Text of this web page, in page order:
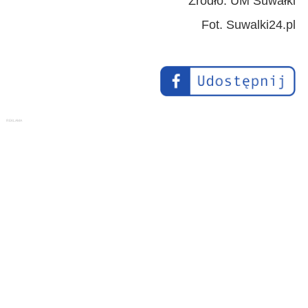
Fot. Suwalki24.pl